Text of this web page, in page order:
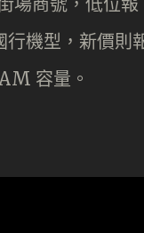
機型，新價則
容量。